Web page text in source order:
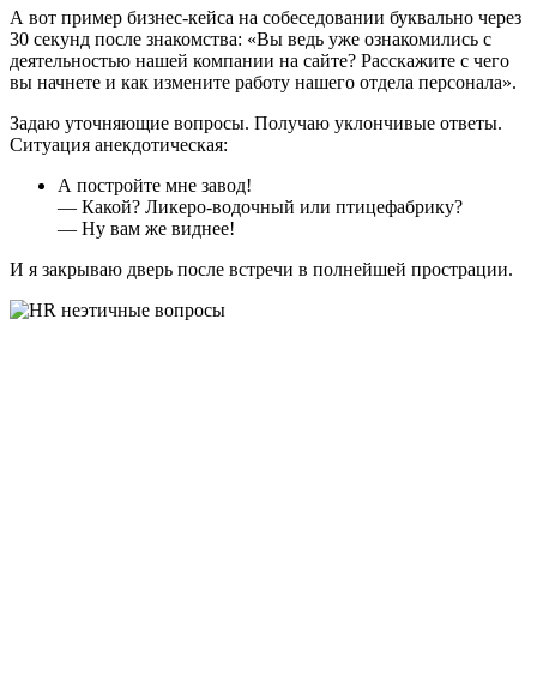
А вот пример бизнес-кейса на собеседовании буквально через
30 секунд после знакомства: «Вы ведь уже ознакомились с
деятельностью нашей компании на сайте? Расскажите с чего
вы начнете и как измените работу нашего отдела персонала».
Задаю уточняющие вопросы. Получаю уклончивые ответы.
Ситуация анекдотическая:
А постройте мне завод!
— Какой? Ликеро-водочный или птицефабрику?
— Ну вам же виднее!
И я закрываю дверь после встречи в полнейшей прострации.